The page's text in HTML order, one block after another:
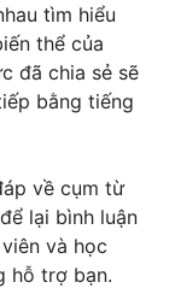
every
từ
vì đây
ngày.
tìm hiểu
thể của
đã chia sẻ sẽ
bằng tiếng
về cụm từ
lại bình luận
và học
hỗ trợ bạn.